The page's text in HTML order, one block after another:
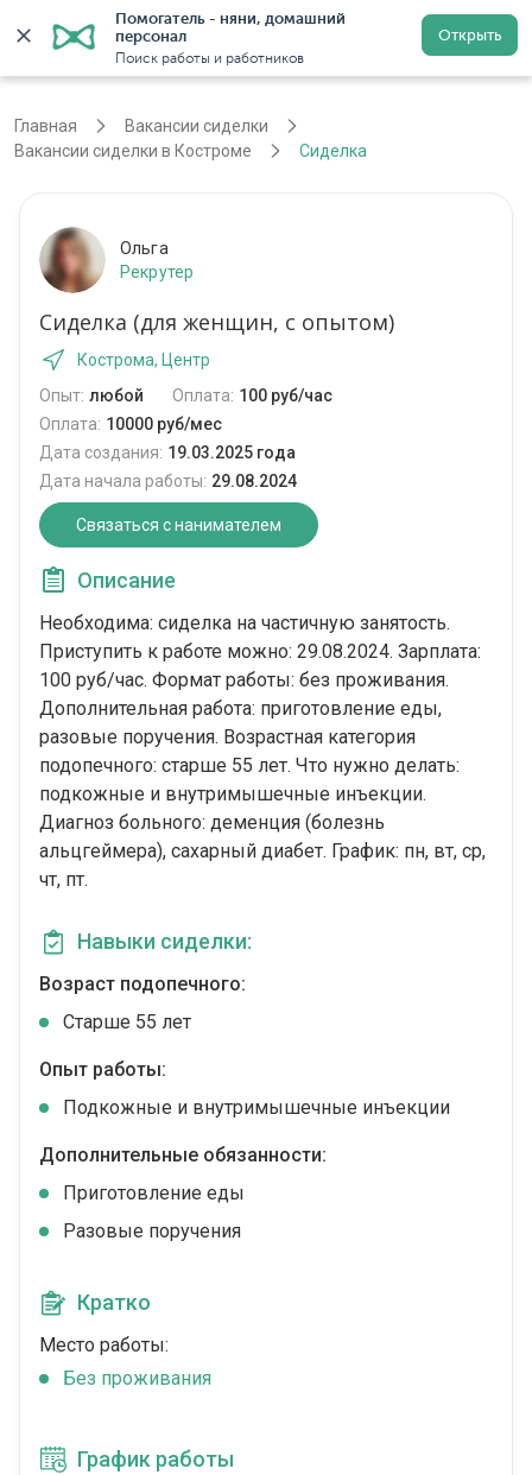
Помогатель - няни, домашний
персонал
Поиск работы и работников
Открыть
Регистрация
Главная
Вакансии сиделки
Вакансии сиделки в Костроме
Сиделка
Ольга
Рекрутер
Сиделка (для женщин, с опытом)
Кострома, Центр
Опыт: любой Оплата: 100 руб/час
Оплата: 10000 руб/мес
Дата создания: 19.03.2025 года
Дата начала работы: 29.08.2024
Связаться с нанимателем
Описание
Необходима: сиделка на частичную занятость.
Приступить к работе можно: 29.08.2024. Зарплата:
100 руб/час. Формат работы: без проживания.
Дополнительная работа: приготовление еды,
разовые поручения. Возрастная категория
подопечного: cтарше 55 лет. Что нужно делать:
подкожные и внутримышечные инъекции.
Диагноз больного: деменция (болезнь
альцгеймера), сахарный диабет. График: пн, вт, ср,
чт, пт.
Навыки сиделки:
Возраст подопечного:
Cтарше 55 лет
Опыт работы:
Подкожные и внутримышечные инъекции
Дополнительные обязанности:
Приготовление еды
Разовые поручения
Кратко
Место работы:
Без проживания
График работы